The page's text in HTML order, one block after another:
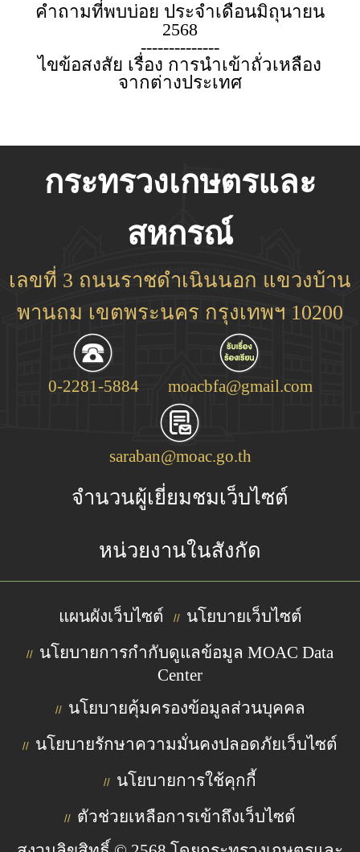
คำถามที่พบบ่อย ประจำเดือนมิถุนายน
2568
--------------
ไขข้อสงสัย เรื่อง การนำเข้าถั่วเหลือง
จากต่างประเทศ
กระทรวงเกษตรและ
สหกรณ์
เลขที่ 3 ถนนราชดำเนินนอก แขวงบ้าน
พานถม เขตพระนคร กรุงเทพฯ 10200
0-2281-5884 moacbfa@gmail.com
saraban@moac.go.th
จำนวนผู้เยี่ยมชมเว็บไซต์
หน่วยงานในสังกัด
แผนผังเว็บไซต์ // นโยบายเว็บไซต์
// นโยบายการกำกับดูแลข้อมูล MOAC Data
Center
// นโยบายคุ้มครองข้อมูลส่วนบุคคล
// นโยบายรักษาความมั่นคงปลอดภัยเว็บไซต์
// นโยบายการใช้คุกกี้
// ตัวช่วยเหลือการเข้าถึงเว็บไซต์